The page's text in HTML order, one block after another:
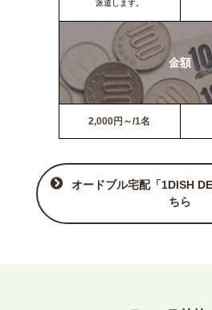
派遣します。
金額
2,000円～/1名
オードブル宅配「1DISH
ちら